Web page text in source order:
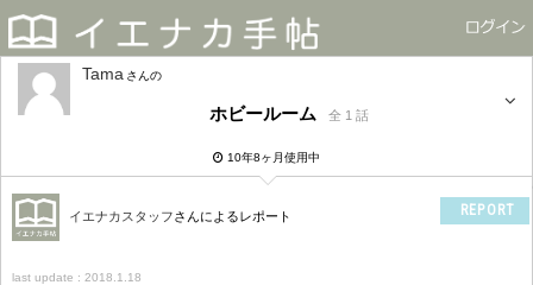
Tama さん
ホビールーム 全 1 話
10年8ヶ月使用中
イエナカスタッフさんによるレポート REPORT
last update : 2018.1.18